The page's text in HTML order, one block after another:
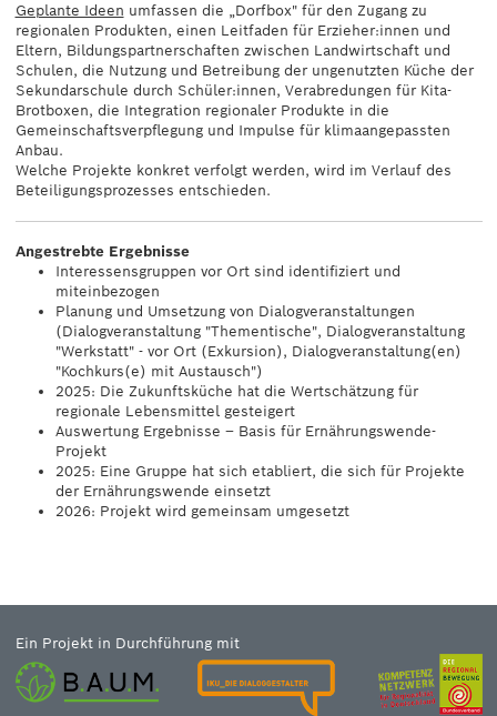
Geplante Ideen umfassen die „Dorfbox" für den Zugang zu
regionalen Produkten, einen Leitfaden für Erzieher:innen und
Eltern, Bildungspartnerschaften zwischen Landwirtschaft und
Schulen, die Nutzung und Betreibung der ungenutzten Küche der
Sekundarschule durch Schüler:innen, Verabredungen für Kita-
Brotboxen, die Integration regionaler Produkte in die
Gemeinschaftsverpflegung und Impulse für klimaangepassten
Anbau.
Welche Projekte konkret verfolgt werden, wird im Verlauf des
Beteiligungsprozesses entschieden.
Angestrebte Ergebnisse
Interessensgruppen vor Ort sind identifiziert und
miteinbezogen
Planung und Umsetzung von Dialogveranstaltungen
(Dialogveranstaltung "Thementische", Dialogveranstaltung
"Werkstatt" - vor Ort (Exkursion), Dialogveranstaltung(en)
"Kochkurs(e) mit Austausch")
2025: Die Zukunftsküche hat die Wertschätzung für
regionale Lebensmittel gesteigert
Auswertung Ergebnisse – Basis für Ernährungswende-
Projekt
2025: Eine Gruppe hat sich etabliert, die sich für Projekte
der Ernährungswende einsetzt
2026: Projekt wird gemeinsam umgesetzt
Ein Projekt in Durchführung mit